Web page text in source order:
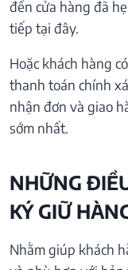
đến cửa hàng đã
tiếp tại đây.
Hoặc khách hàng
thanh toán chính
nhận đơn và giao
sớm nhất.
NHỮNG
KÝ GIỮ
Nhằm giúp khách